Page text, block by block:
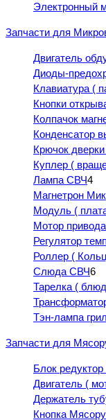
Электронный
Запчасти для
Двигатель
Диоды-
Клавиатура (
Кнопки
Колпачок
Конденсатор
Крючок
Куплер (
Лампа СВЧ4
Магнетрон
Модуль (
Мотор
Регулятор
Роллер (
Слюда СВЧ6
Тарелка (
Тэн-лампа
Запчасти для
Блок
Двигатель (
Держатель
Кнопка